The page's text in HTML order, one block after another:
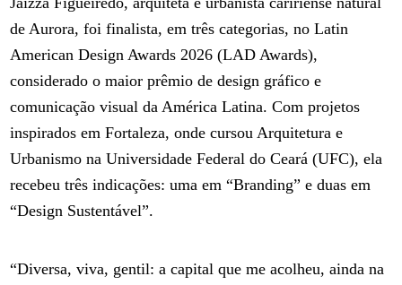
de Aurora, foi finalista, em três categorias, no Latin
American Design Awards 2026 (LAD Awards),
considerado o maior prêmio de design gráfico e
comunicação visual da América Latina. Com projetos
inspirados em Fortaleza, onde cursou Arquitetura e
Urbanismo na Universidade Federal do Ceará (UFC), ela
recebeu três indicações: uma em “Branding” e duas em
“Design Sustentável”.
“Diversa, viva, gentil: a capital que me acolheu, ainda na